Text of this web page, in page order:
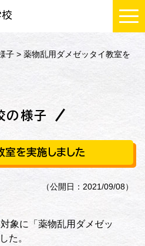
子 > 薬物乱用ダメゼッタイ教室を
の様子
室を実施しました
（公開日：2021/09/08）
象に「薬物乱用ダメゼッ
た。